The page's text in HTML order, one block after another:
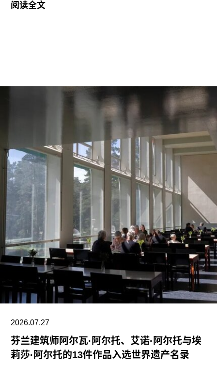
示，这些员工可向即将接手的私营承包商重新申请
工会成员要求博物馆撤销这一决定，并发起请愿活
动，要求恢复保洁员工的职位。AICWU表示，截至
7月21日，请愿书已获得超过1900个签名。芝加哥
艺术学院一位发言人在接受《芝加哥太阳时报》采
访时表示：“芝加哥艺术学院高度重视每一位员工，
我们也非常感谢保洁团队每天付出的重要工作。我
们决定将保洁服务转为外包模式，是为了更好地支
持博物馆的日常运营；同时，我们优先选择了承诺
向现有保洁员工提供就业机会的合作伙伴。”
代表馆内工会的谈判单位AFSCME 31已正式提出
申诉，认为馆方在最终决定将保洁部门外包之前，
未按合同规定提前通知工会，因此违反了劳资协
议。对此，馆方否认存在违反工会合同条款的行
为。
阅读全文
2026.07.27
芬兰建筑师阿尔瓦·阿尔托、艾诺·阿尔托与埃
莉莎·阿尔托的13件作品入选世界遗产名录